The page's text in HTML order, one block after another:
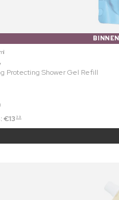
Protecting Shower Gel Refill
€13 39